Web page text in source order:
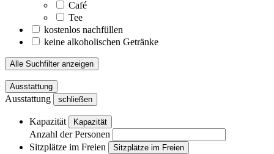
Café
Tee
kostenlos nachfüllen
keine alkoholischen Getränke
Alle Suchfilter anzeigen
Ausstattung
Ausstattung schließen
Kapazität Kapazität
Anzahl der Personen
Sitzplätze im Freien
Sitzplätze im Freien